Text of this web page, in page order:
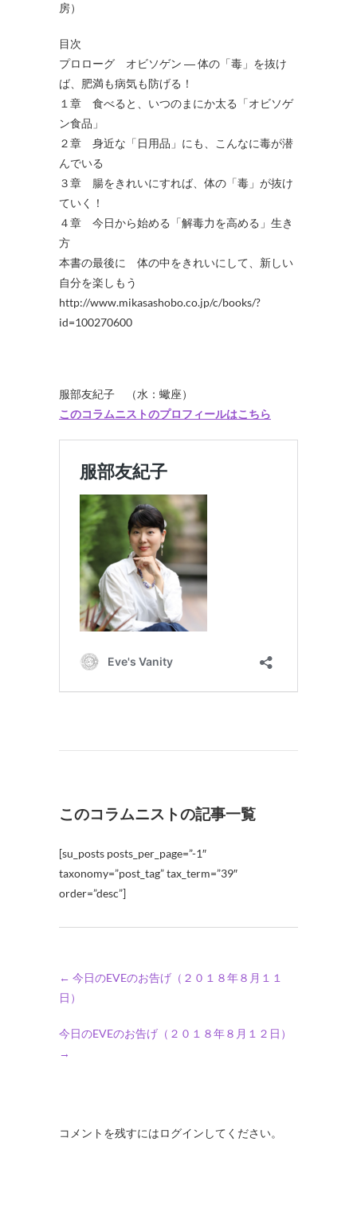
房）
目次
プロローグ オビソゲン ― 体の「毒」を抜け
ば、肥満も病気も防げる！
１章 食べると、いつのまにか太る「オビソゲ
ン食品」
２章 身近な「日用品」にも、こんなに毒が潜
んでいる
３章 腸をきれいにすれば、体の「毒」が抜け
ていく！
４章 今日から始める「解毒力を高める」生き
方
本書の最後に 体の中をきれいにして、新しい
自分を楽しもう
http://www.mikasashobo.co.jp/c/books/?
id=100270600
服部友紀子 （水：蠍座）
このコラムニストのプロフィールはこちら
このコラムニストの記事一覧
[su_posts posts_per_page=”-1″
taxonomy=”post_tag” tax_term=”39″
order=”desc”]
← 今日のEVEのお告げ（２０１８年８月１１
日）
今日のEVEのお告げ（２０１８年８月１２日）
→
コメントを残すにはログインしてください。